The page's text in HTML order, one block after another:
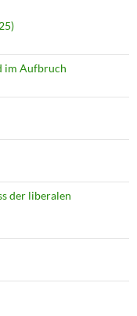
im Aufbruch
der liberalen